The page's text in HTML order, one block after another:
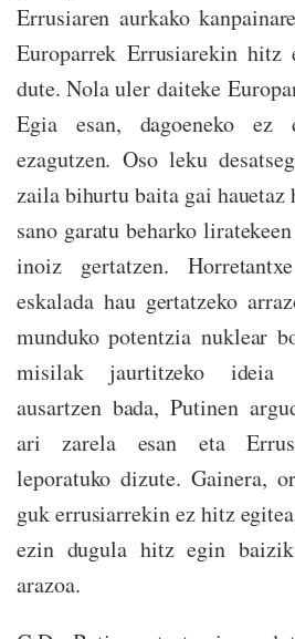
Errusiaren aurkako
Europarrek Errusiarekin hitz
dute. Nola uler daiteke
Egia esan, dagoeneko ez
ezagutzen. Oso leku
zaila bihurtu baita gai hauetaz
sano garatu beharko
inoiz gertatzen.
eskalada hau gertatzeko
munduko potentzia nuklear
misilak jaurtitzeko ideia
ausartzen bada, Putinen
ari zarela esan eta
leporatuko dizute. Gainera,
guk errusiarrekin ez hitz
ezin dugula hitz egin
arazoa.